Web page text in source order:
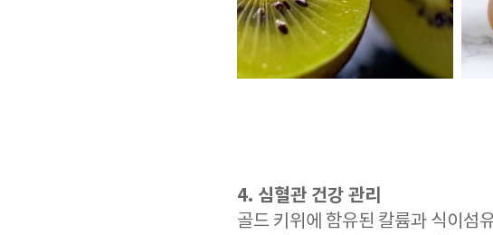
4. 심혈관 건강 관리
골드 키위에 함유된 칼륨과 식이섬